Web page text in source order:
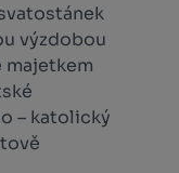
výzdobou
majetkem
– katolický